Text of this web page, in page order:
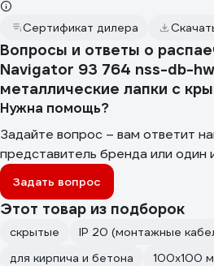
Сертификат дилера
Вопросы и ответы о
Navigator 93 764 nss-db-
металлические лапки с
Нужна помощь?
Задайте вопрос – вам ответит
представитель бренда или один
Задать вопрос
Этот товар из подборок
скрытые
IP 20 (монтажные
для кирпича и бетона
100х100